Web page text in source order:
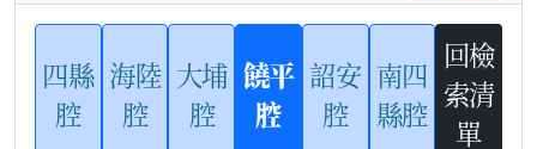
四縣
腔
海陸
腔
大埔
腔
饒平
腔
詔安
腔
南四
縣腔
回檢
索清
單